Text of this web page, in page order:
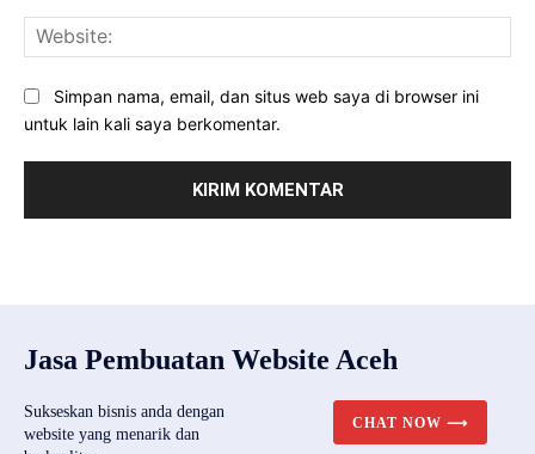
Simpan nama, email, dan situs web saya di browser ini
untuk lain kali saya berkomentar.
Jasa Pembuatan Website Aceh
Sukseskan bisnis anda dengan
website yang menarik dan
CHAT NOW ⟶